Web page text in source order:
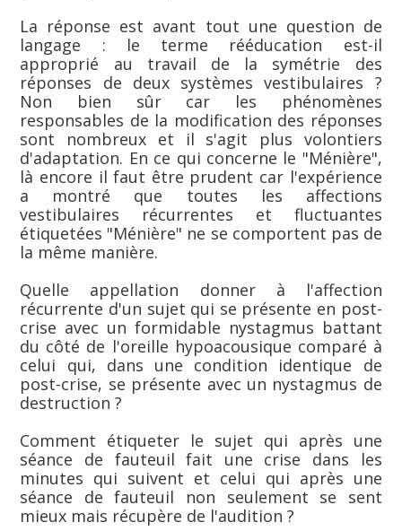
La réponse est avant tout une question de
langage : le terme rééducation est-il
approprié au travail de la symétrie des
réponses de deux systèmes vestibulaires ?
Non bien sûr car les phénomènes
responsables de la modification des réponses
sont nombreux et il s'agit plus volontiers
d'adaptation. En ce qui concerne le "Ménière",
là encore il faut être prudent car l'expérience
a montré que toutes les affections
vestibulaires récurrentes et fluctuantes
étiquetées "Ménière" ne se comportent pas de
la même manière.
Quelle appellation donner à l'affection
récurrente d'un sujet qui se présente en post-
crise avec un formidable nystagmus battant
du côté de l'oreille hypoacousique comparé à
celui qui, dans une condition identique de
post-crise, se présente avec un nystagmus de
destruction ?
Comment étiqueter le sujet qui après une
séance de fauteuil fait une crise dans les
minutes qui suivent et celui qui après une
séance de fauteuil non seulement se sent
mieux mais récupère de l'audition ?